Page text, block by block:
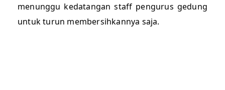
menunggu kedatangan staff pengurus gedung
untuk turun membersihkannya saja.